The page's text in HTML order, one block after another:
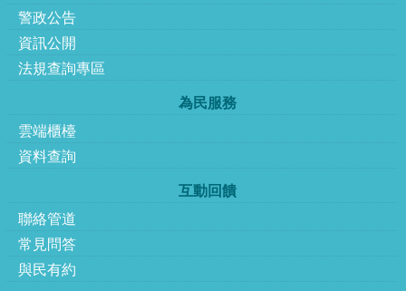
警政公告
資訊公開
法規查詢專區
為民服務
雲端櫃檯
資料查詢
互動回饋
聯絡管道
常見問答
與民有約